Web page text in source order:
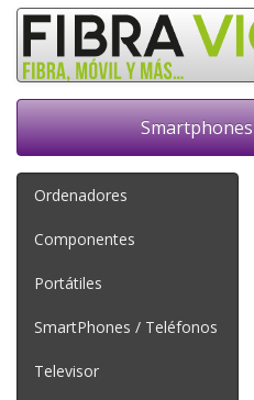
Smartphones
Ordenadores
Componentes
Portátiles
SmartPhones / Teléfonos
Televisor